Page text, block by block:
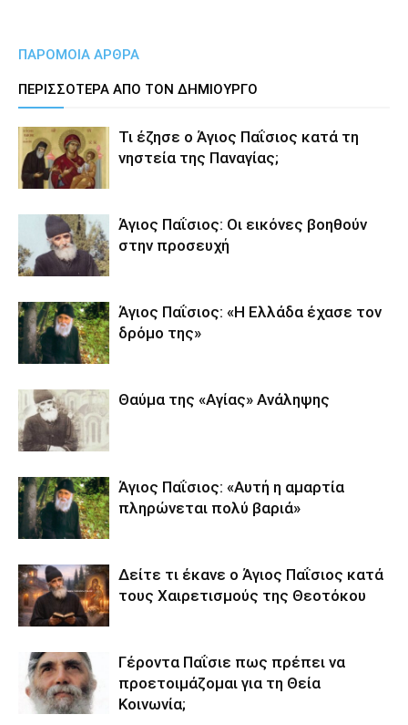
ΠΑΡΟΜΟΙΑ ΑΡΘΡΑ
ΠΕΡΙΣΣΟΤΕΡΑ ΑΠΟ ΤΟΝ ΔΗΜΙΟΥΡΓΟ
Τι έζησε ο Άγιος Παΐσιος κατά τη
νηστεία της Παναγίας;
Άγιος Παΐσιος: Οι εικόνες βοηθούν
στην προσευχή
Άγιος Παΐσιος: «Η Ελλάδα έχασε τον
δρόμο της»
Θαύμα της «Αγίας» Ανάληψης
Άγιος Παΐσιος: «Αυτή η αμαρτία
πληρώνεται πολύ βαριά»
Δείτε τι έκανε ο Άγιος Παΐσιος κατά
τους Χαιρετισμούς της Θεοτόκου
Γέροντα Παΐσιε πως πρέπει να
προετοιμάζομαι για τη Θεία
Κοινωνία;